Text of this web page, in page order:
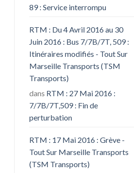
89 : Service interrompu
RTM : Du 4 Avril 2016 au 30
Juin 2016 : Bus 7/7B/7T, 509 :
Itinéraires modifiés - Tout Sur
Marseille Transports (TSM
Transports)
dans RTM : 27 Mai 2016 :
7/7B/7T,509 : Fin de
perturbation
RTM : 17 Mai 2016 : Grève -
Tout Sur Marseille Transports
(TSM Transports)